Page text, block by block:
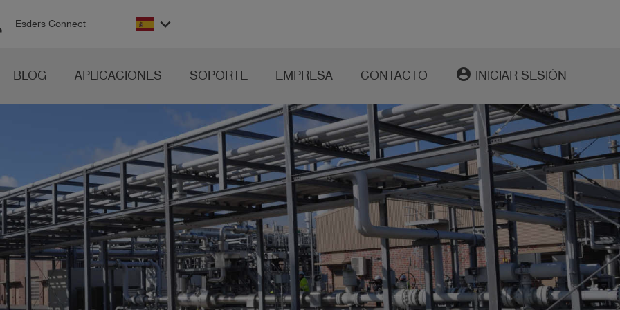
Esders Connect keyboard_arrow_down
BLOG APLICACIONES SOPORTE EMPRESA CONTACTO account_circle INICIAR SESIÓN